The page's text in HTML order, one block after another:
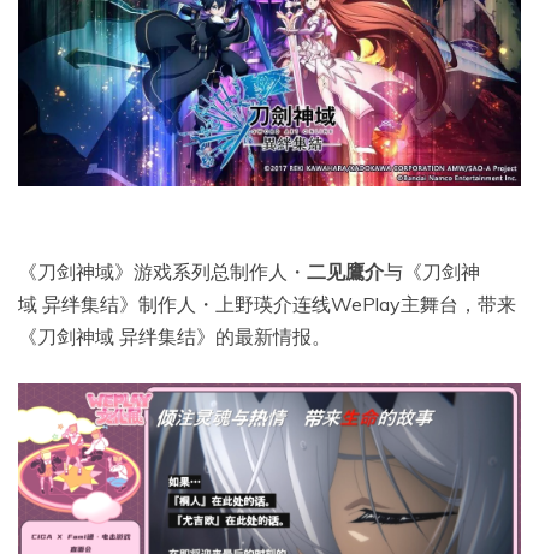
《刀剑神域》游戏系列总制作人・ 二见鷹介与《刀剑神
域 异绊集结》制作人・上野瑛介连线WePlay主舞台，带来
《刀剑神域 异绊集结》的最新情报。